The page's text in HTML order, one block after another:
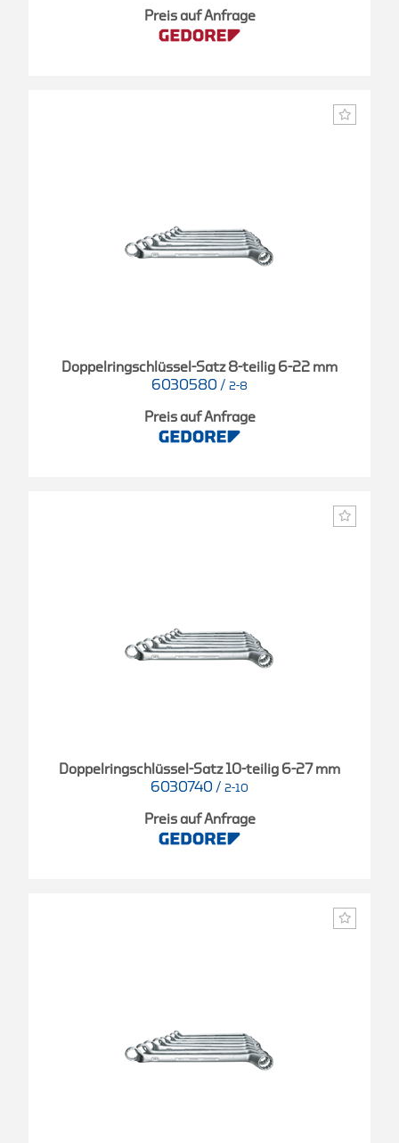
Preis auf Anfrage
Doppelringschlüssel-Satz 8-teilig 6-22 mm
6030580 / 2-8
Preis auf Anfrage
Doppelringschlüssel-Satz 10-teilig 6-27 mm
6030740 / 2-10
Preis auf Anfrage